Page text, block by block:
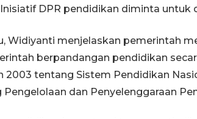
DPR pendidikan diminta untuk
Widiyanti menjelaskan pemerintah
berpandangan pendidikan
2003 tentang Sistem Pendidikan
dan Penyelenggaraan